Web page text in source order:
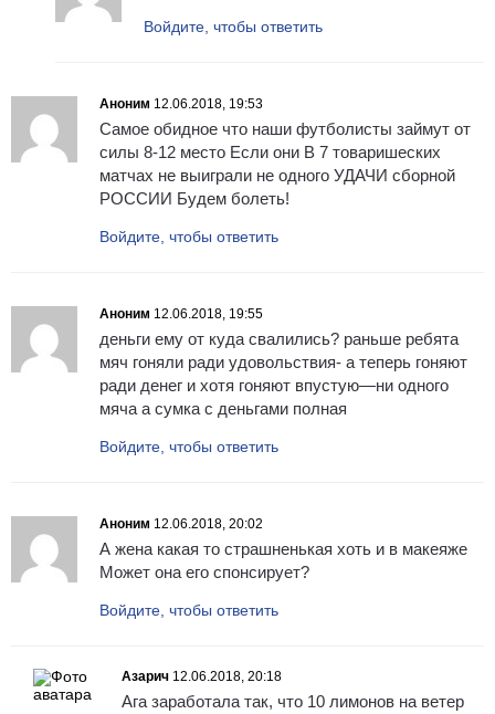
Войдите, чтобы ответить
Аноним 12.06.2018, 19:53
Самое обидное что наши футболисты займут от
силы 8-12 место Если они В 7 товаришеских
матчах не выиграли не одного УДАЧИ сборной
РОССИИ Будем болеть!
Войдите, чтобы ответить
Аноним 12.06.2018, 19:55
деньги ему от куда свалились? раньше ребята
мяч гоняли ради удовольствия- а теперь гоняют
ради денег и хотя гоняют впустую—ни одного
мяча а сумка с деньгами полная
Войдите, чтобы ответить
Аноним 12.06.2018, 20:02
А жена какая то страшненькая хоть и в макеяже
Может она его спонсирует?
Войдите, чтобы ответить
Азарич 12.06.2018, 20:18
Ага заработала так, что 10 лимонов на ветер